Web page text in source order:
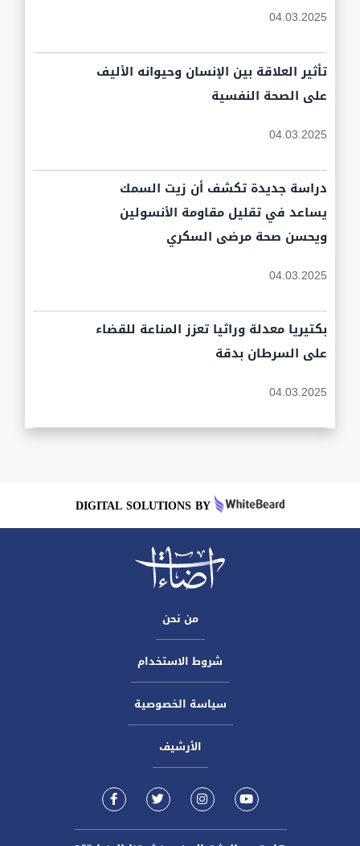
04.03.2025
تأثير العلاقة بين الإنسان وحيوانه الأليف
على الصحة النفسية
04.03.2025
دراسة جديدة تكشف أن زيت السمك
يساعد في تقليل مقاومة الأنسولين
ويحسن صحة مرضى السكري
04.03.2025
بكتيريا معدلة وراثيا تعزز المناعة للقضاء
على السرطان بدقة
04.03.2025
DIGITAL SOLUTIONS BY
من نحن
شروط الاستخدام
سياسة الخصوصية
الأرشيف